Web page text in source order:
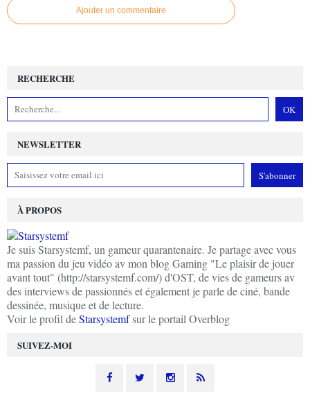
Ajouter un commentaire
NEWSLETTER
SUIVEZ-MOI
RECHERCHE
À PROPOS
Je suis Starsystemf, un gameur quarantenaire. Je partage avec vous
ma passion du jeu vidéo av mon blog Gaming "Le plaisir de jouer
avant tout" (http://starsystemf.com/) d'OST, de vies de gameurs av
des interviews de passionnés et également je parle de ciné, bande
dessinée, musique et de lecture.
Voir le profil deStarsystemfsur le portail Overblog